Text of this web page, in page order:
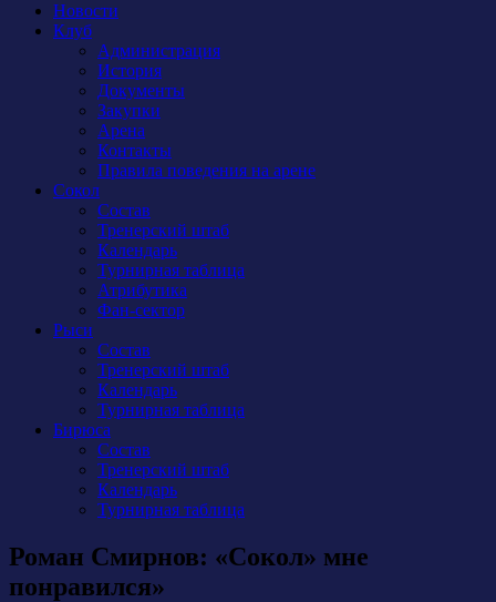
Новости
Клуб
Администрация
История
Документы
Закупки
Арена
Контакты
Правила поведения на арене
Сокол
Состав
Тренерский штаб
Календарь
Турнирная таблица
Атрибутика
Фан-сектор
Рыси
Состав
Тренерский штаб
Календарь
Турнирная таблица
Бирюса
Состав
Тренерский штаб
Календарь
Турнирная таблица
Роман Смирнов: «Сокол» мне
понравился»